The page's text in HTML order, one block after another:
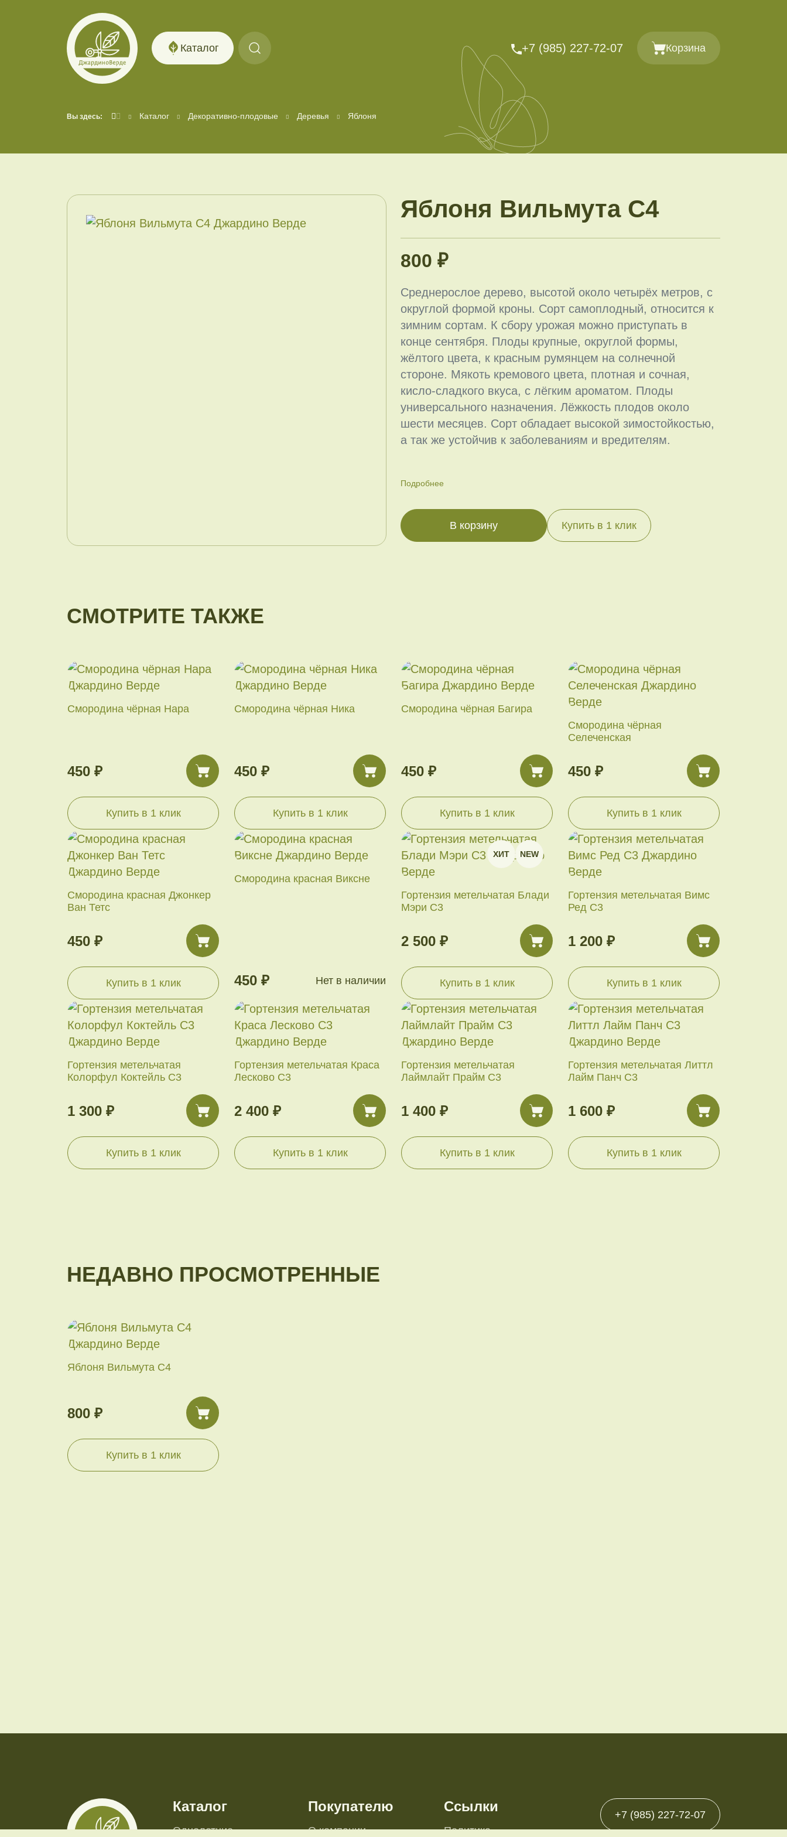
Каталог +7 (985) 227-72-07 Корзина
Вы здесь: Каталог Декоративно-плодовые Деревья Яблоня
Яблоня Вильмута С4
800 ₽
Среднерослое дерево, высотой около четырёх метров, с
округлой формой кроны. Сорт самоплодный, относится к
зимним сортам. К сбору урожая можно приступать в
конце сентября. Плоды крупные, округлой формы,
жёлтого цвета, к красным румянцем на солнечной
стороне. Мякоть кремового цвета, плотная и сочная,
кисло-сладкого вкуса, с лёгким ароматом. Плоды
универсального назначения. Лёжкость плодов около
шести месяцев. Сорт обладает высокой зимостойкостью,
а так же устойчив к заболеваниям и вредителям.
Подробнее
В корзину Купить в 1 клик
СМОТРИТЕ ТАКЖЕ
Смородина чёрная Нара
450 ₽
Купить в 1 клик
Смородина чёрная Ника
450 ₽
Купить в 1 клик
Смородина чёрная Багира
450 ₽
Купить в 1 клик
Смородина чёрная
Селеченская
450 ₽
Купить в 1 клик
Смородина красная Джонкер
Ван Тетс
450 ₽
Купить в 1 клик
Смородина красная Виксне
450 ₽ Нет в наличии
ХИТ NEW
Гортензия метельчатая Блади
Мэри С3
2 500 ₽
Купить в 1 клик
Гортензия метельчатая Вимс
Ред С3
1 200 ₽
Купить в 1 клик
Гортензия метельчатая
Колорфул Коктейль С3
1 300 ₽
Купить в 1 клик
Гортензия метельчатая Краса
Лесково С3
2 400 ₽
Купить в 1 клик
Гортензия метельчатая
Лаймлайт Прайм С3
1 400 ₽
Купить в 1 клик
Гортензия метельчатая Литтл
Лайм Панч С3
1 600 ₽
Купить в 1 клик
НЕДАВНО ПРОСМОТРЕННЫЕ
Яблоня Вильмута С4
800 ₽
Купить в 1 клик
Каталог
Однолетние
Покупателю
О компании
Ссылки
Политика
+7 (985) 227-72-07